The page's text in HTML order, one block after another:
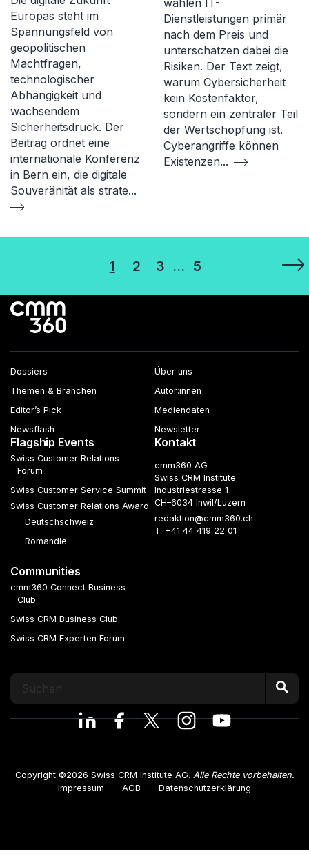
Europas steht im
Spannungsfeld von
geopolitischen
Machtfragen,
technologischer
Abhängigkeit und
wachsendem
Sicherheitsdruck. Der
Beitrag ordnet eine
internationale Konferenz
in Bern ein, die digitale
Souveränität als strate...
wählen IT-
Dienstleistungen primär
nach dem Preis und
unterschätzen dabei die
Risiken. Der Text zeigt,
warum Cybersicherheit
kein Kostenfaktor,
sondern ein zentraler Teil
der Wertschöpfung ist.
Cyberangriffe können
Existenzen...
Seitennummerierung
der
Beiträge
1 2 3 … 5
Dossiers
Themen & Branchen
Editor’s Pick
Newsflash
Über uns
Autor:innen
Mediendaten
Newsletter
Flagship Events
Swiss Customer Relations
Forum
Swiss Customer Service Summit
Swiss Customer Relations Award
Deutschschweiz
Romandie
Communities
cmm360 Connect Business
Club
Swiss CRM Business Club
Swiss CRM Experten Forum
Kontakt
cmm360 AG
Swiss CRM Institute
Industriestrasse 1
CH–6034 Inwil/Luzern
redaktion@cmm360.ch
T: +41 44 419 22 01
Copyright ©2026 Swiss CRM Institute AG. Alle Rechte vorbehalten.
Impressum
AGB Datenschutzerklärung